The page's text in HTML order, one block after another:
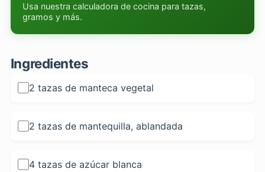
Usa nuestra calculadora de cocina para tazas,
gramos y más.
Ingredientes
2 tazas de manteca vegetal
2 tazas de mantequilla, ablandada
4 tazas de azúcar blanca